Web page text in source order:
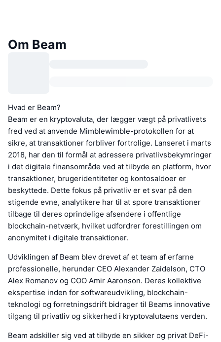
Om Beam
Hvad er Beam?
Beam er en kryptovaluta, der lægger vægt på privatlivets
fred ved at anvende Mimblewimble-protokollen for at
sikre, at transaktioner forbliver fortrolige. Lanseret i marts
2018, har den til formål at adressere privatlivsbekymringer
i det digitale finansområde ved at tilbyde en platform, hvor
transaktioner, brugeridentiteter og kontosaldoer er
beskyttede. Dette fokus på privatliv er et svar på den
stigende evne, analytikere har til at spore transaktioner
tilbage til deres oprindelige afsendere i offentlige
blockchain-netværk, hvilket udfordrer forestillingen om
anonymitet i digitale transaktioner.
Udviklingen af Beam blev drevet af et team af erfarne
professionelle, herunder CEO Alexander Zaidelson, CTO
Alex Romanov og COO Amir Aaronson. Deres kollektive
ekspertise inden for softwareudvikling, blockchain-
teknologi og forretningsdrift bidrager til Beams innovative
tilgang til privatliv og sikkerhed i kryptovalutaens verden.
Beam adskiller sig ved at tilbyde en sikker og privat DeFi-